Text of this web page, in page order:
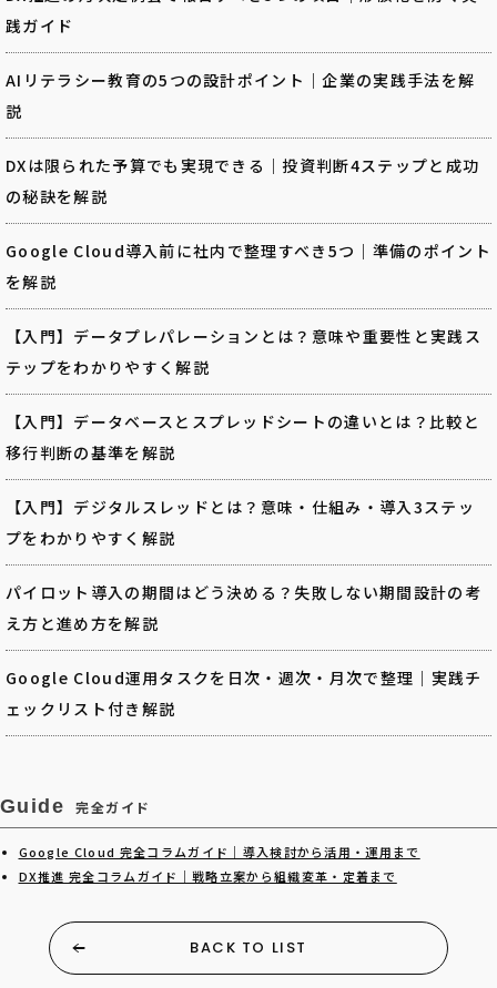
践ガイド
AIリテラシー教育の5つの設計ポイント｜企業の実践手法を解
説
DXは限られた予算でも実現できる｜投資判断4ステップと成功
の秘訣を解説
Google Cloud導入前に社内で整理すべき5つ｜準備のポイント
を解説
【入門】データプレパレーションとは？意味や重要性と実践ス
テップをわかりやすく解説
【入門】データベースとスプレッドシートの違いとは？比較と
移行判断の基準を解説
【入門】デジタルスレッドとは？意味・仕組み・導入3ステッ
プをわかりやすく解説
パイロット導入の期間はどう決める？失敗しない期間設計の考
え方と進め方を解説
Google Cloud運用タスクを日次・週次・月次で整理｜実践チ
ェックリスト付き解説
Guide 完全ガイド
Google Cloud 完全コラムガイド｜導入検討から活用・運用まで
DX推進 完全コラムガイド｜戦略立案から組織変革・定着まで
BACK TO LIST